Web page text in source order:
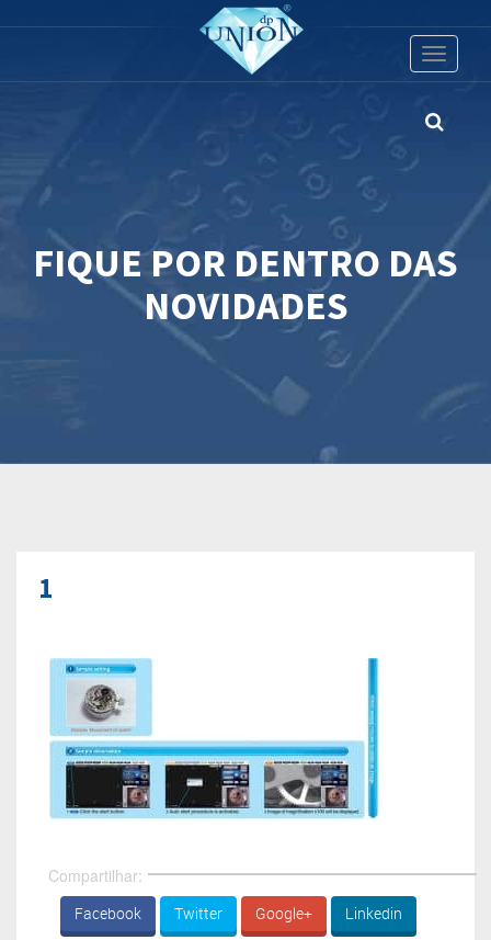
Toggle
FIQUE POR DENTRO DAS
NOVIDADES
1
Compartilhar:
Facebook Twitter Google+ Linkedin